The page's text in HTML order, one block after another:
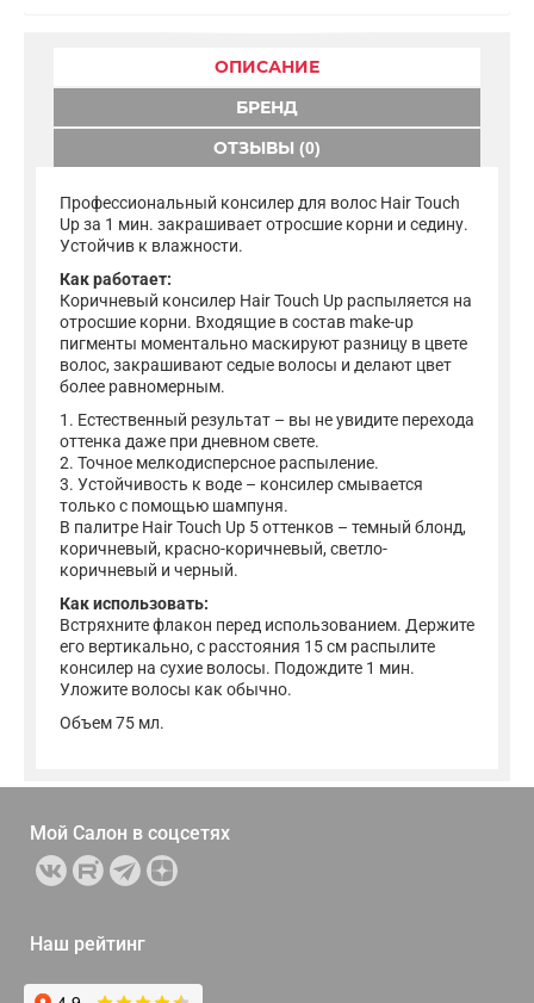
ОПИСАНИЕ
БРЕНД
ОТЗЫВЫ (0)
Профессиональный консилер для волос Hair Touch
Up за 1 мин. закрашивает отросшие корни и седину.
Устойчив к влажности.
Как работает:
Коричневый консилер Hair Touch Up распыляется на
отросшие корни. Входящие в состав make-up
пигменты моментально маскируют разницу в цвете
волос, закрашивают седые волосы и делают цвет
более равномерным.
1. Естественный результат – вы не увидите перехода
оттенка даже при дневном свете.
2. Точное мелкодисперсное распыление.
3. Устойчивость к воде – консилер смывается
только с помощью шампуня.
В палитре Hair Touch Up 5 оттенков – темный блонд,
коричневый, красно-коричневый, светло-
коричневый и черный.
Как использовать:
Встряхните флакон перед использованием. Держите
его вертикально, с расстояния 15 см распылите
консилер на сухие волосы. Подождите 1 мин.
Уложите волосы как обычно.
Объем 75 мл.
Мой Салон в соцсетях
Наш рейтинг